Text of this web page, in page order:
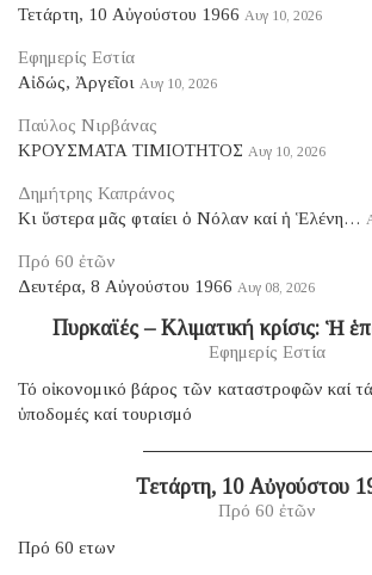
Τετάρτη, 10 Αὐγούστου 1966 Αυγ 10, 2026
Εφημερίς Εστία
Αἰδώς, Ἀργεῖοι Αυγ 10, 2026
Παύλος Νιρβάνας
ΚΡΟΥΣΜΑΤΑ ΤΙΜΙΟΤΗΤΟΣ Αυγ 10, 2026
Δημήτρης Καπράνος
Κι ὕστερα μᾶς φταίει ὁ Νόλαν καί ἡ Ἑλένη…
Πρό 60 ἐτῶν
Δευτέρα, 8 Αὐγούστου 1966 Αυγ 08, 2026
Πυρκαϊές – Κλιματική κρίσις: Ἡ
Εφημερίς Εστία
Τό οἰκονομικό βάρος τῶν καταστροφῶν καί
ὑποδομές καί τουρισμό
Τετάρτη, 10 Αὐγούστου
Πρό 60 ἐτῶν
Πρό 60 ετων